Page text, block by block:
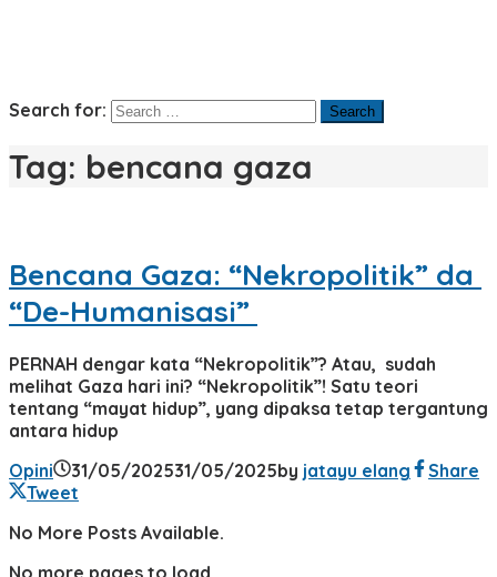
Search for:
Tag: bencana gaza
Bencana Gaza: “Nekropolitik” da
“De-Humanisasi”
PERNAH dengar kata “Nekropolitik”? Atau, sudah
melihat Gaza hari ini? “Nekropolitik”! Satu teori
tentang “mayat hidup”, yang dipaksa tetap tergantung
antara hidup
Opini
31/05/202531/05/2025by jatayu elang
Share
Tweet
No More Posts Available.